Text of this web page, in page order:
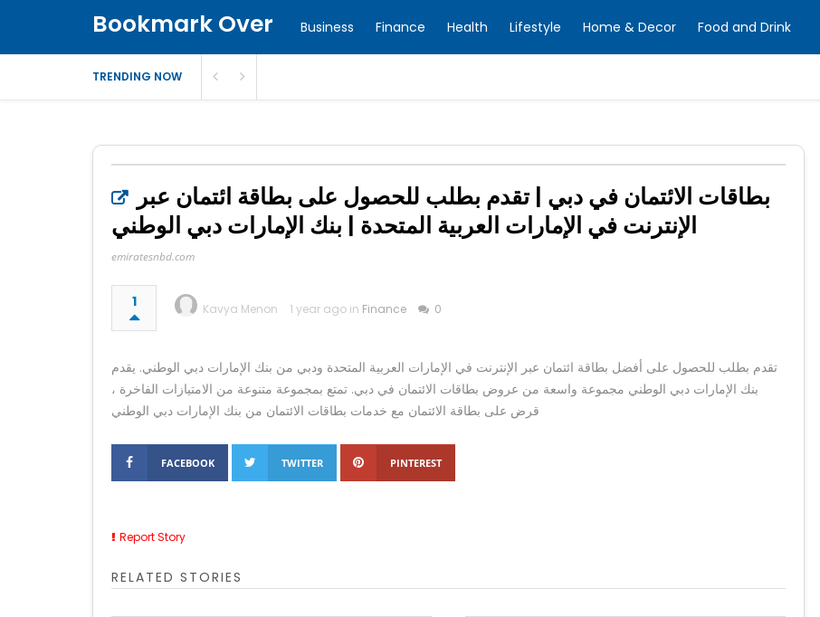
Bookmark Over Business Finance Health Lifestyle Home & Decor Food and Drink
TRENDING NOW
بطاقات الائتمان في دبي | تقدم بطلب للحصول على بطاقة ائتمان عبر
الإنترنت في الإمارات العربية المتحدة | بنك الإمارات دبي الوطني
emiratesnbd.com
1 Kavya Menon 1 year ago in Finance 0
تقدم بطلب للحصول على أفضل بطاقة ائتمان عبر الإنترنت في الإمارات العربية المتحدة ودبي من بنك الإمارات دبي الوطني. يقدم
بنك الإمارات دبي الوطني مجموعة واسعة من عروض بطاقات الائتمان في دبي. تمتع بمجموعة متنوعة من الامتيازات الفاخرة ،
قرض على بطاقة الائتمان مع خدمات بطاقات الائتمان من بنك الإمارات دبي الوطني
FACEBOOK TWITTER PINTEREST
Report Story
RELATED STORIES